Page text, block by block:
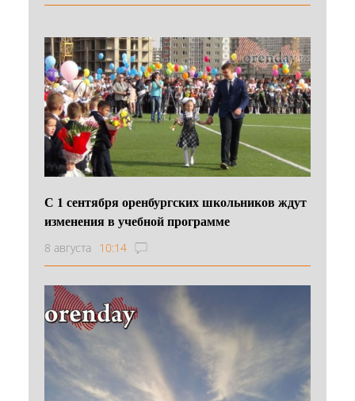
С 1 сентября оренбургских школьников ждут
изменения в учебной программе
8 августа 10:14